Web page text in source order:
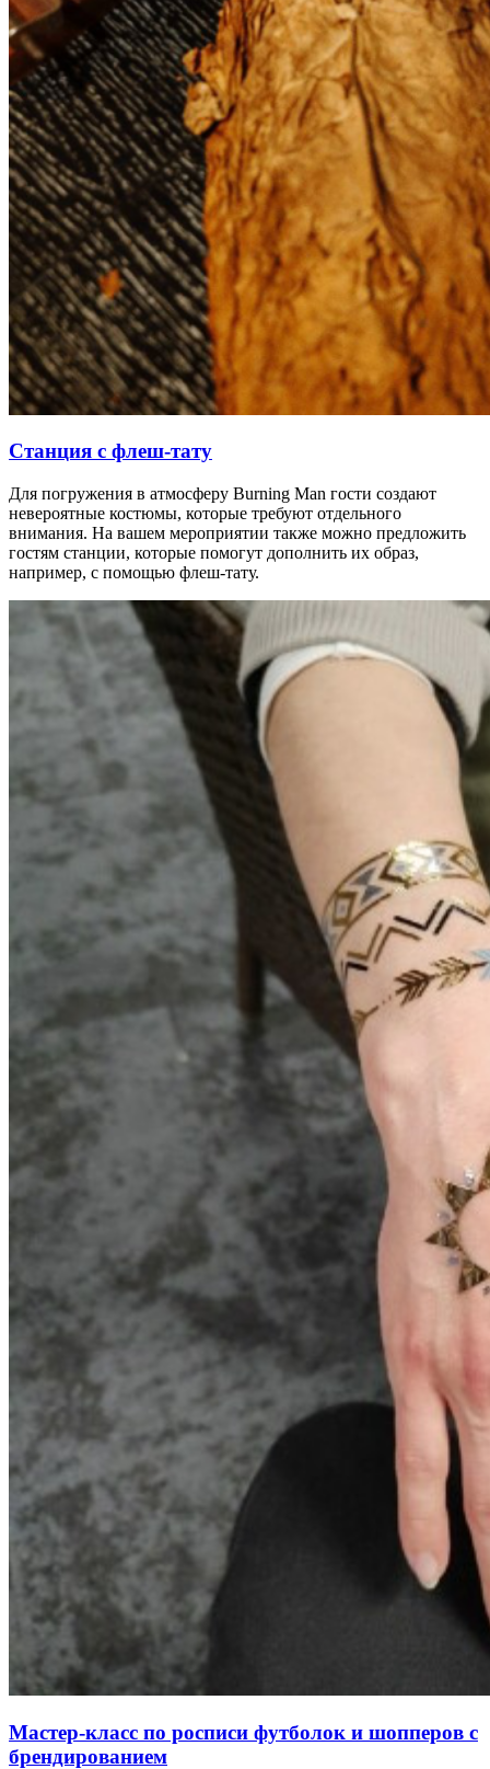
Станция с флеш-тату
Для погружения в атмосферу Burning Man гости создают
невероятные костюмы, которые требуют отдельного
внимания. На вашем мероприятии также можно предложить
гостям станции, которые помогут дополнить их образ,
например, с помощью флеш-тату.
Мастер-класс по росписи футболок и шопперов с
брендированием